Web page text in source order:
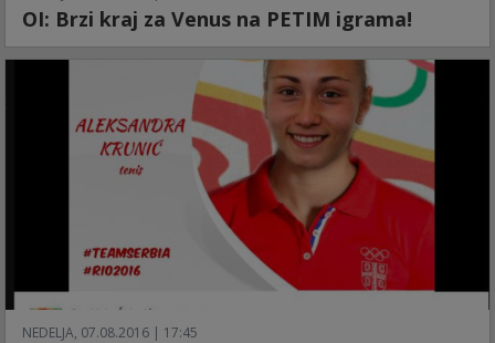
OI: Brzi kraj za Venus na PETIM igrama!
NEDELJA, 07.08.2016 | 17:45